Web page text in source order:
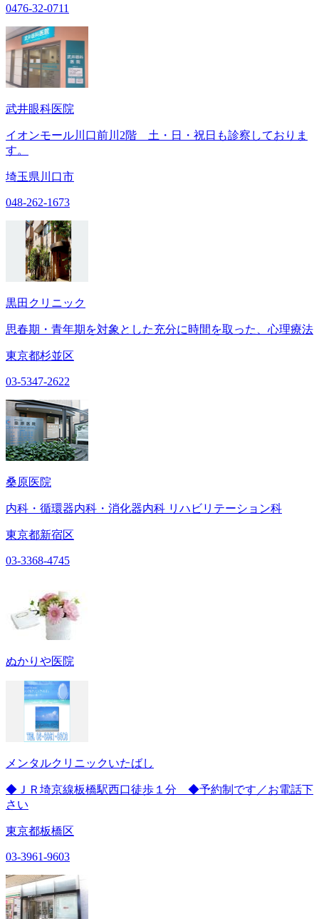
0476-32-0711
武井眼科医院
イオンモール川口前川2階 土・日・祝日も診察しておりま
す。
埼玉県川口市
048-262-1673
黒田クリニック
思春期・青年期を対象とした充分に時間を取った、心理療法
東京都杉並区
03-5347-2622
桑原医院
内科・循環器内科・消化器内科 リハビリテーション科
東京都新宿区
03-3368-4745
ぬかりや医院
メンタルクリニックいたばし
◆ＪＲ埼京線板橋駅西口徒歩１分 ◆予約制です／お電話下
さい
東京都板橋区
03-3961-9603